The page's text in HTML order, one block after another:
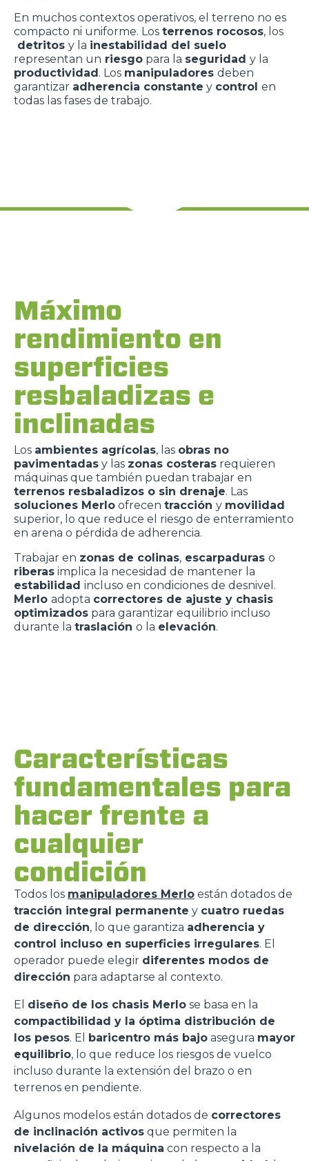
En muchos contextos operativos, el terreno no es
compacto ni uniforme. Los terrenos rocosos, los
detritos y la inestabilidad del suelo
representan un riesgo para la seguridad y la
productividad. Los manipuladores deben
garantizar adherencia constante y control en
todas las fases de trabajo.
Máximo
rendimiento en
superficies
resbaladizas e
inclinadas
Los ambientes agrícolas, las obras no
pavimentadas y las zonas costeras requieren
máquinas que también puedan trabajar en
terrenos resbaladizos o sin drenaje. Las
soluciones Merlo ofrecen tracción y movilidad
superior, lo que reduce el riesgo de enterramiento
en arena o pérdida de adherencia.
Trabajar en zonas de colinas, escarpaduras o
riberas implica la necesidad de mantener la
estabilidad incluso en condiciones de desnivel.
Merlo adopta correctores de ajuste y chasis
optimizados para garantizar equilibrio incluso
durante la traslación o la elevación.
Características
fundamentales para
hacer frente a
cualquier
condición
Todos los manipuladores Merlo están dotados de
tracción integral permanente y cuatro ruedas
de dirección, lo que garantiza adherencia y
control incluso en superficies irregulares. El
operador puede elegir diferentes modos de
dirección para adaptarse al contexto.
El diseño de los chasis Merlo se basa en la
compactibilidad y la óptima distribución de
los pesos. El baricentro más bajo asegura mayor
equilibrio, lo que reduce los riesgos de vuelco
incluso durante la extensión del brazo o en
terrenos en pendiente.
Algunos modelos están dotados de correctores
de inclinación activos que permiten la
nivelación de la máquina con respecto a la